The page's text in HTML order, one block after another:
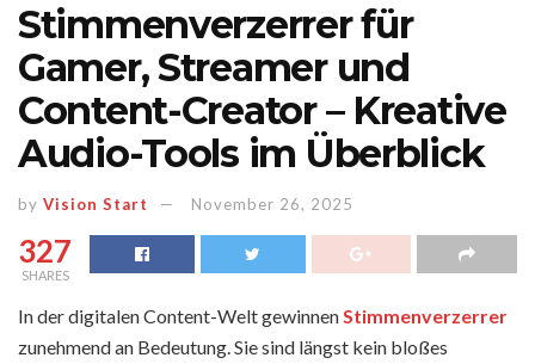
Stimmenverzerrer für
Gamer, Streamer und
Content-Creator – Kreative
Audio-Tools im Überblick
by Vision Start November 26, 2025
327
SHARES
In der digitalen Content-Welt gewinnen Stimmenverzerrer
zunehmend an Bedeutung. Sie sind längst kein bloßes